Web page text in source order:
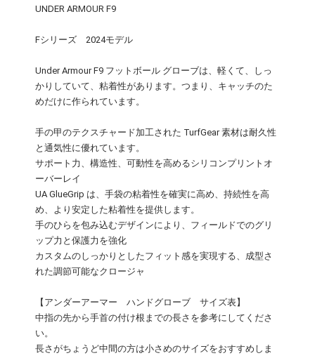
UNDER ARMOUR F9
Fシリーズ 2024モデル
Under Armour F9 フットボール グローブは、軽くて、しっ
かりしていて、粘着性があります。つまり、キャッチのた
めだけに作られています。
手の甲のテクスチャード加工された TurfGear 素材は耐久性
と通気性に優れています。
サポート力、構造性、可動性を高めるシリコンプリントオ
ーバーレイ
UA GlueGrip は、手袋の粘着性を確実に高め、持続性を高
め、より安定した粘着性を提供します。
手のひらを包み込むデザインにより、フィールドでのグリ
ップ力と保護力を強化
カスタムのしっかりとしたフィット感を実現する、成型さ
れた調節可能なクロージャ
【アンダーアーマー ハンドグローブ サイズ表】
中指の先から手首の付け根までの長さを参考にしてくださ
い。
長さがちょうど中間の方は小さめのサイズをおすすめしま